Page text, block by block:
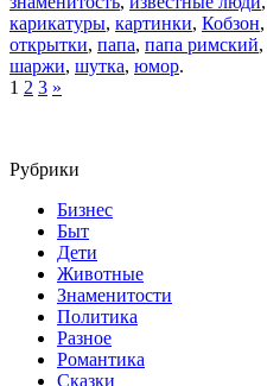
карикатуры, картинки, Кобзон,
открытки, папа, папа римский,
шаржи, шутка, юмор.
1 2 3 »
Рубрики
Бизнес
Быт
Дети
Животные
Знаменитости
Политика
Разное
Романтика
Сказки